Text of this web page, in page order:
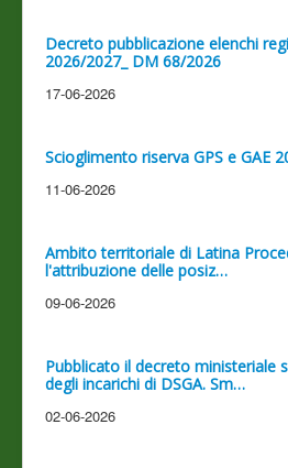
Decreto pubblicazione elenchi
2026/2027_ DM 68/2026
17-06-2026
Scioglimento riserva GPS e GAE
11-06-2026
Ambito territoriale di Latina
l'attribuzione delle posiz…
09-06-2026
Pubblicato il decreto ministeriale
degli incarichi di DSGA. Sm…
02-06-2026